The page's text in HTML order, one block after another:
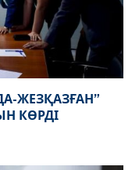
ЖЕЗҚАЗҒАН”
КӨРДІ